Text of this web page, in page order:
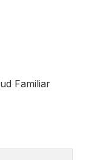
Familiar